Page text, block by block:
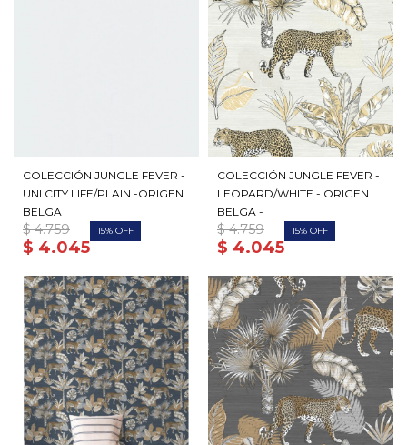
COLECCIÓN JUNGLE FEVER -
UNI CITY LIFE/PLAIN -ORIGEN
BELGA
$ 4.045
$ 4.759 15
COLECCIÓN JUNGLE FEVER -
LEOPARD/WHITE - ORIGEN
BELGA -
$ 4.045
$ 4.759 15